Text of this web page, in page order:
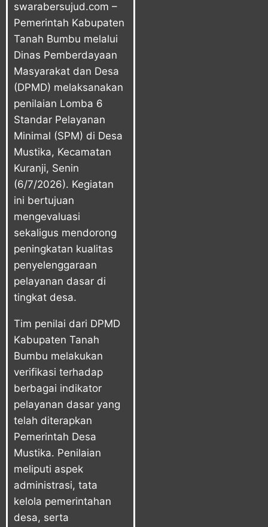
swarabersujud.com –
Pemerintah Kabupaten
Tanah Bumbu melalui
Dinas Pemberdayaan
Masyarakat dan Desa
(DPMD) melaksanakan
penilaian Lomba 6
Standar Pelayanan
Minimal (SPM) di Desa
Mustika, Kecamatan
Kuranji, Senin
(6/7/2026). Kegiatan
ini bertujuan
mengevaluasi
sekaligus mendorong
peningkatan kualitas
penyelenggaraan
pelayanan dasar di
tingkat desa.
Tim penilai dari DPMD
Kabupaten Tanah
Bumbu melakukan
verifikasi terhadap
berbagai indikator
pelayanan dasar yang
telah diterapkan
Pemerintah Desa
Mustika. Penilaian
meliputi aspek
administrasi, tata
kelola pemerintahan
desa, serta